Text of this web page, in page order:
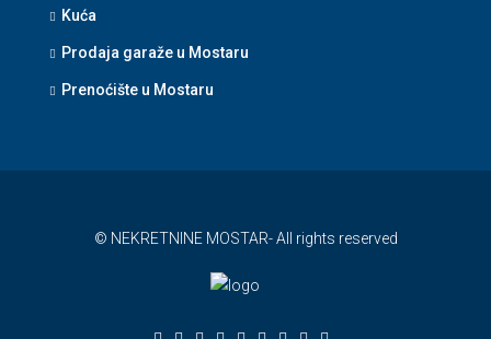
Kuća
Prodaja garaže u Mostaru
Prenoćište u Mostaru
© NEKRETNINE MOSTAR- All rights reserved